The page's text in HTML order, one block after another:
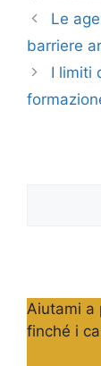
Le
barriere
I limiti
Aiutami a
finché i